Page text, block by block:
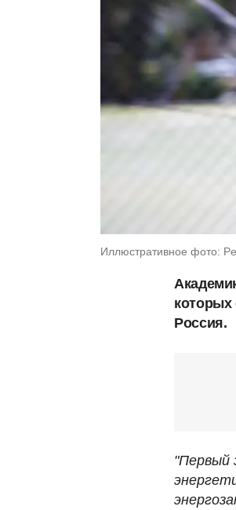
Иллюстративное фото:
которых
Россия.
"Первый